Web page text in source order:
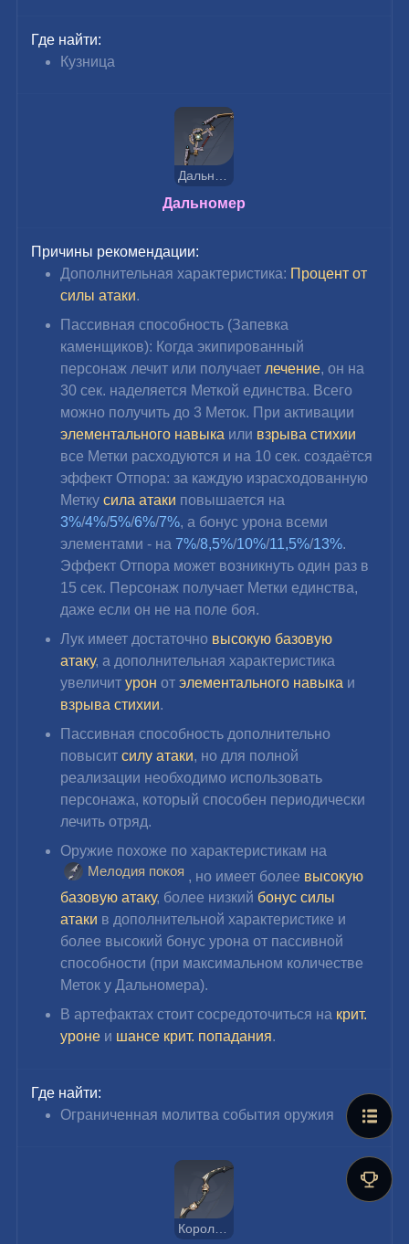
Где найти:
Кузница
Дальномер
Причины рекомендации:
Дополнительная характеристика: Процент от
силы атаки.
Пассивная способность (Запевка
каменщиков): Когда экипированный
персонаж лечит или получает лечение, он на
30 сек. наделяется Меткой единства. Всего
можно получить до 3 Меток. При активации
элементального навыка или взрыва стихии
все Метки расходуются и на 10 сек. создаётся
эффект Отпора: за каждую израсходованную
Метку сила атаки повышается на
3%/4%/5%/6%/7%, а бонус урона всеми
элементами - на 7%/8,5%/10%/11,5%/13%.
Эффект Отпора может возникнуть один раз в
15 сек. Персонаж получает Метки единства,
даже если он не на поле боя.
Лук имеет достаточно высокую базовую
атаку, а дополнительная характеристика
увеличит урон от элементального навыка и
взрыва стихии.
Пассивная способность дополнительно
повысит силу атаки, но для полной
реализации необходимо использовать
персонажа, который способен периодически
лечить отряд.
Оружие похоже по характеристикам на
Мелодия покоя
, но имеет более высокую
базовую атаку, более низкий бонус силы
атаки в дополнительной характеристике и
более высокий бонус урона от пассивной
способности (при максимальном количестве
Меток у Дальномера).
В артефактах стоит сосредоточиться на крит.
уроне и шансе крит. попадания.
Где найти:
Ограниченная молитва события оружия
Королевский лук